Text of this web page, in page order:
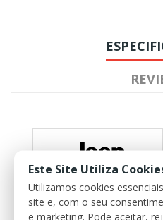
Referência 102272
Este Site Utiliza
Utilizamos cookies
site e, com o seu
e marketing. Pode aceitar,